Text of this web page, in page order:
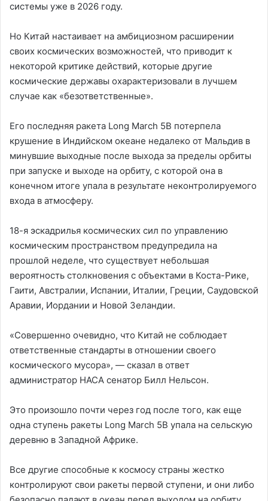
системы уже в 2026 году.
Но Китай настаивает на амбициозном расширении
своих космических возможностей, что приводит к
некоторой критике действий, которые другие
космические державы охарактеризовали в лучшем
случае как «безответственные».
Его последняя ракета Long March 5B потерпела
крушение в Индийском океане недалеко от Мальдив в
минувшие выходные после выхода за пределы орбиты
при запуске и выходе на орбиту, с которой она в
конечном итоге упала в результате неконтролируемого
входа в атмосферу.
18-я эскадрилья космических сил по управлению
космическим пространством предупредила на
прошлой неделе, что существует небольшая
вероятность столкновения с объектами в Коста-Рике,
Гаити, Австралии, Испании, Италии, Греции, Саудовской
Аравии, Иордании и Новой Зеландии.
«Совершенно очевидно, что Китай не соблюдает
ответственные стандарты в отношении своего
космического мусора», — сказал в ответ
администратор НАСА сенатор Билл Нельсон.
Это произошло почти через год после того, как еще
одна ступень ракеты Long March 5B упала на сельскую
деревню в Западной Африке.
Все другие способные к космосу страны жестко
контролируют свои ракеты первой ступени, и они либо